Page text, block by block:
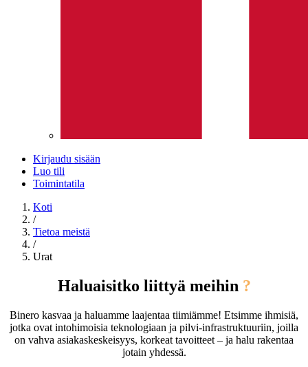
Kirjaudu sisään
Luo tili
Toimintatila
Koti
/
Tietoa meistä
/
Urat
Haluaisitko liittyä meihin ?
Binero kasvaa ja haluamme laajentaa tiimiämme! Etsimme ihmisiä,
jotka ovat intohimoisia teknologiaan ja pilvi-infrastruktuuriin, joilla
on vahva asiakaskeskeisyys, korkeat tavoitteet – ja halu rakentaa
jotain yhdessä.